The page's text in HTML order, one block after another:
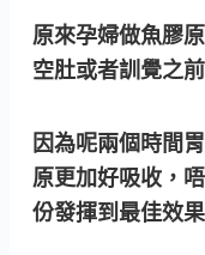
原來孕婦做魚膠
空肚或者訓覺之
因為呢兩個時間
原更加好吸收，
份發揮到最佳效果